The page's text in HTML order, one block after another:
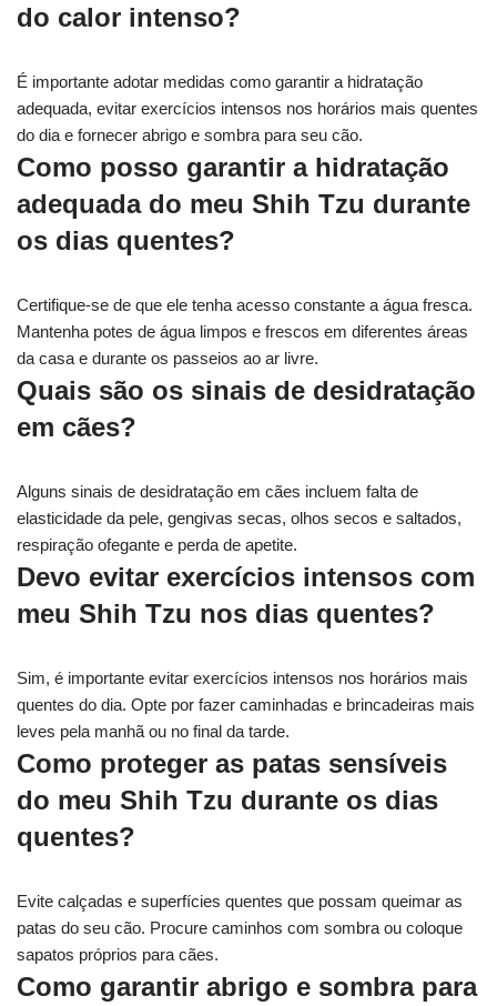
do calor intenso?
É importante adotar medidas como garantir a hidratação
adequada, evitar exercícios intensos nos horários mais quentes
do dia e fornecer abrigo e sombra para seu cão.
Como posso garantir a hidratação
adequada do meu Shih Tzu durante
os dias quentes?
Certifique-se de que ele tenha acesso constante a água fresca.
Mantenha potes de água limpos e frescos em diferentes áreas
da casa e durante os passeios ao ar livre.
Quais são os sinais de desidratação
em cães?
Alguns sinais de desidratação em cães incluem falta de
elasticidade da pele, gengivas secas, olhos secos e saltados,
respiração ofegante e perda de apetite.
Devo evitar exercícios intensos com
meu Shih Tzu nos dias quentes?
Sim, é importante evitar exercícios intensos nos horários mais
quentes do dia. Opte por fazer caminhadas e brincadeiras mais
leves pela manhã ou no final da tarde.
Como proteger as patas sensíveis
do meu Shih Tzu durante os dias
quentes?
Evite calçadas e superfícies quentes que possam queimar as
patas do seu cão. Procure caminhos com sombra ou coloque
sapatos próprios para cães.
Como garantir abrigo e sombra para